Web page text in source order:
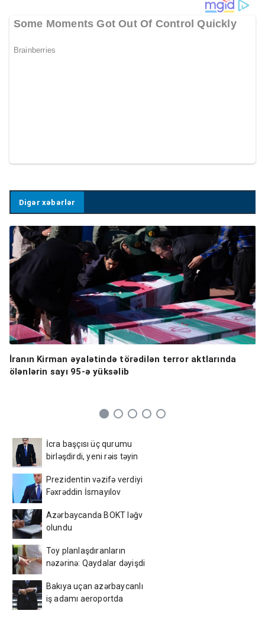
Digər xəbərlər
İranın Kirman əyalətində törədilən terror aktlarında
ölənlərin sayı 95-ə yüksəlib
İcra başçısı üç qurumu
birləşdirdi, yeni rəis təyin
Prezidentin vəzifə verdiyi
Fəxrəddin İsmayılov
Azərbaycanda BOKT ləğv
olundu
Toy planlaşdıranların
nəzərinə: Qaydalar dəyişdi
Bakıya uçan azərbaycanlı
iş adamı aeroportda